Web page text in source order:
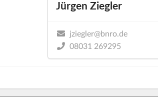
Jürgen Ziegler
jziegler@bnro.de
08031 269295